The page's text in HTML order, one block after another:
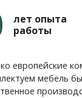
лет опыта
работы
европейские
мебель